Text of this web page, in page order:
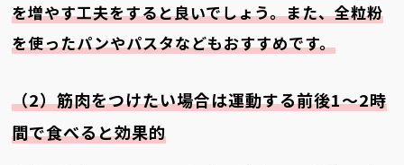
を増やす工夫をすると良いでしょう。また、全粒粉
を使ったパンやパスタなどもおすすめです。
（2）筋肉をつけたい場合は運動する前後1～2時
間で食べると効果的